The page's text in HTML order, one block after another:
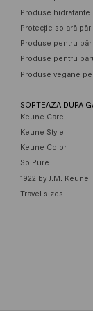
Produse hidratante
Protecție solară păr
Produse pentru
Produse pentru
Produse vegane
SORTEAZĂ DUPĂ
Keune Care
Keune Style
Keune Color
So Pure
1922 by J.M. Keune
Travel sizes